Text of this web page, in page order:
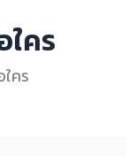
ใคร
คร